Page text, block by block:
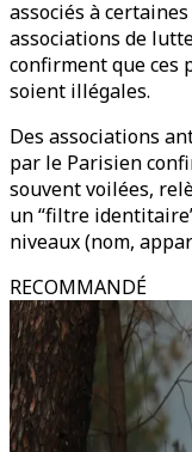
associés à
associations de
confirment que ces
soient illégales.
Des associations
par le Parisien
souvent voilées,
un “filtre
niveaux (nom,
RECOMMANDÉ